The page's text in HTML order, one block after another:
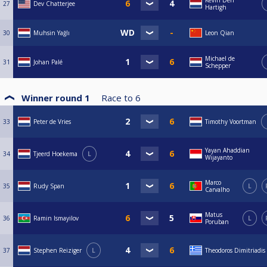
27 Dev Chatterjee
Hartigh
30 Muhsin Yağlı Leon Qian
31 Johan Palé
Michael de
Schepper
Winner round 1 Race to 6
33 Peter de Vries Timothy Voortman
34 Tjeerd Hoekema L
Yayan Ahaddian
Wijayanto
35 Rudy Span
Marco
Carvalho
L
36 Ramin Ismayilov
Matus
Poruban
L
37 Stephen Reiziger L Theodoros Dimitriadis